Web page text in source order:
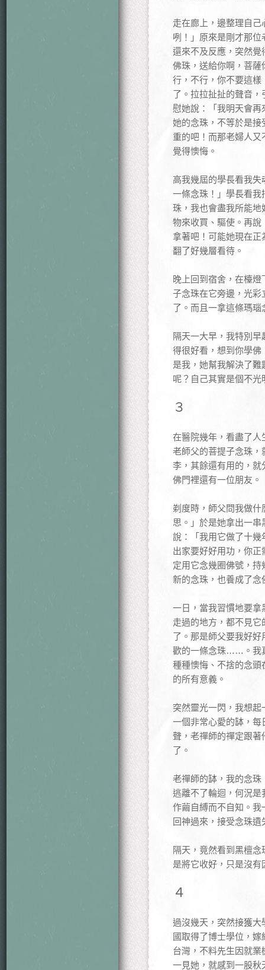
走在廊上，邊整理自
咧！」原來是剛才那
還來不及反應，突然
佛珠，送給你啊，菩
行，不行，你不要這
了。拉拉扯扯的聲音
慰她說：「我明天會
她的念珠，不等於是
重的吧！而那老婦人
覺得懊悔。
高我幾屆的學長看我
一條念珠！」學長看
珠，我也會盡我所能
物來收買、驅使。再
拿著吧！可能她現在
翻了好幾層看待。
晚上回到宿舍，在檯
子念珠在它旁邊，光
了。而且一拿這條瑪
隔天一大早，我特別
得很好看，想到你學
是我，她幫我解決了
呢？自己其實是個不光
３
在醫院幾年，看盡了
老師父的菩提子念珠
李，其餘還有用的，
佛門裡還有一位朋友。
剃度時，師父問我做
思。」於是她拿出一
說：「我用它做了十
出家要好好用功，你
定用它念幾圈佛號，
新的念珠，也養成了念
一日，當我習慣地要
走過的地方，都不見
了。那是師父要我好
歡的一條念珠……。我
種種懊悔、不捨的念
的所有意義。
突然靈光一閃，我想
一個非常心愛的缽，
聲，老禪師的禪定跟
了。
老禪師的缽，我的念
逃離不了輪迴，何況
作繭自縛而不自知。
回神過來，接受念珠遺
隔天，竟然看到黑檀
是將它收好，只是沒
４
過沒幾天，突然接獲
國取得了博士學位，
台灣，不料先生因就
一見她，就感到一股秋